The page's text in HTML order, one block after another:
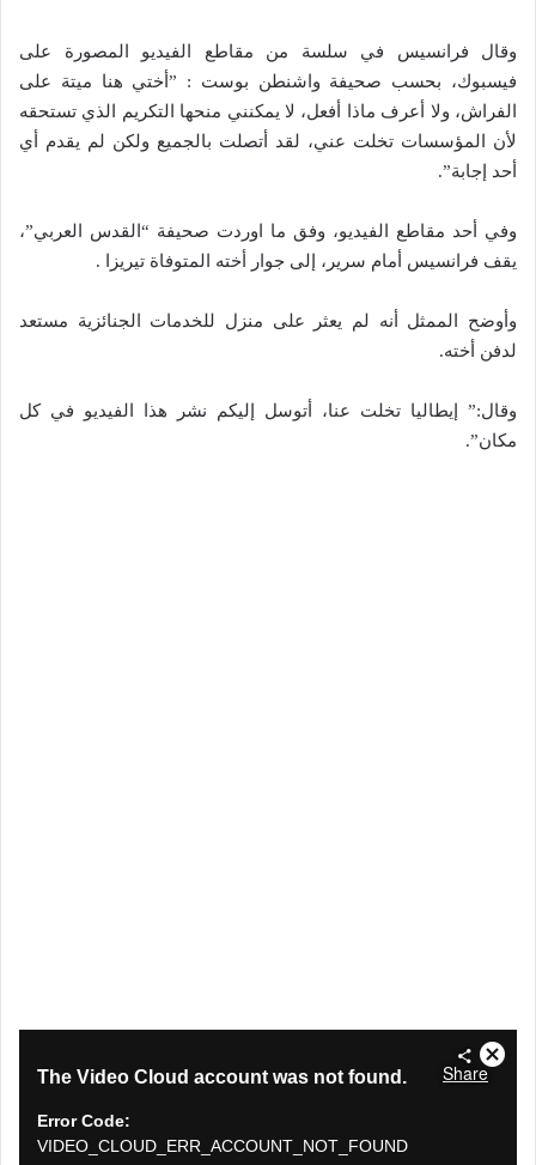
وقال فرانسيس في سلسة من مقاطع الفيديو المصورة على
فيسبوك، بحسب صحيفة واشنطن بوست : ”أختي هنا ميتة على
الفراش، ولا أعرف ماذا أفعل، لا يمكنني منحها التكريم الذي تستحقه
لأن المؤسسات تخلت عني، لقد أتصلت بالجميع ولكن لم يقدم أي
أحد إجابة”.
وفي أحد مقاطع الفيديو، وفق ما اوردت صحيفة “القدس العربي”،
يقف فرانسيس أمام سرير، إلى جوار أخته المتوفاة تيريزا .
وأوضح الممثل أنه لم يعثر على منزل للخدمات الجنائزية مستعد
لدفن أخته.
وقال:” إيطاليا تخلت عنا، أتوسل إليكم نشر هذا الفيديو في كل
مكان”.